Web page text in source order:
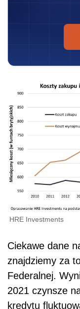
HRE Investments
Ciekawe dane
znajdziemy za
Federalnej.
2021 czynsze
kredytu